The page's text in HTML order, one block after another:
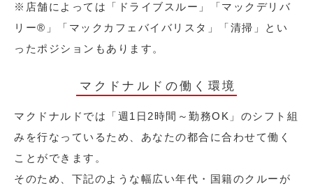
※店舗によっては「ドライブスルー」「マックデリバ
リー®︎」「マックカフェバイバリスタ」「清掃」とい
ったポジションもあります。
マクドナルドの働く環境
マクドナルドでは「週1日2時間～勤務OK」のシフト組
みを行なっているため、あなたの都合に合わせて働く
ことができます。
そのため、下記のような幅広い年代・国籍のクルーが